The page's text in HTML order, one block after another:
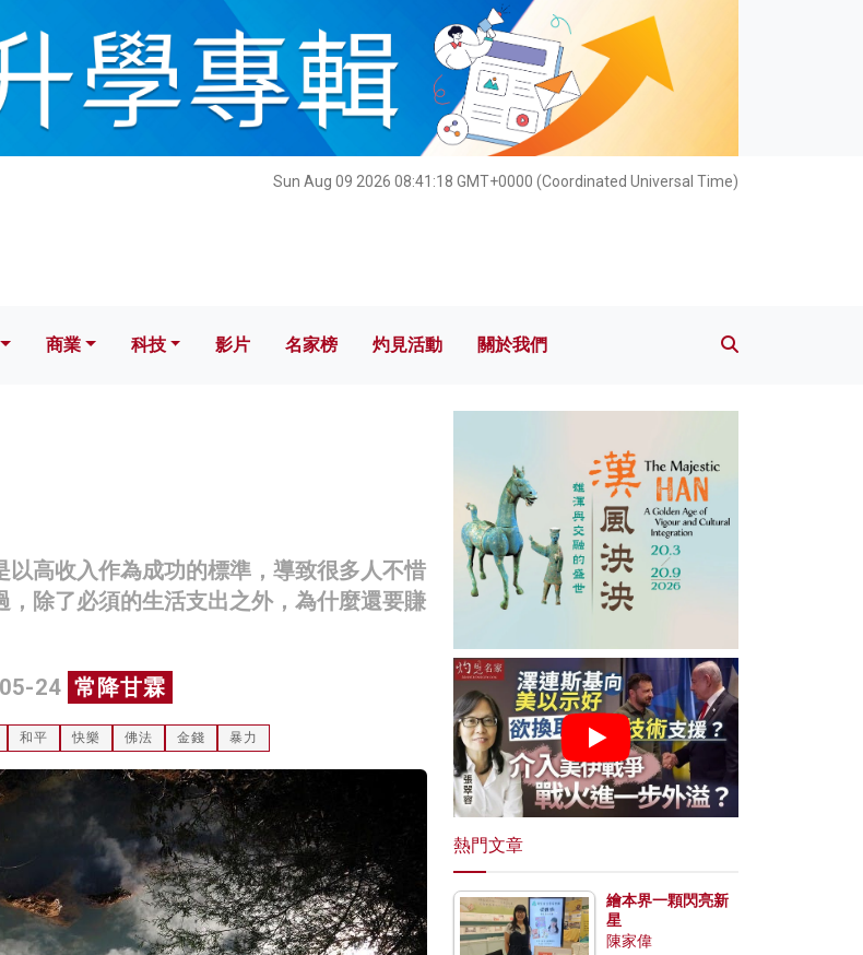
Sun Aug 09 2026 08:41:19 GMT+0000 (Coordinated Universal Time)
科技 影片 名家榜 灼見活動 關於我們
商業 科技 影片 名家榜 灼見活動 關於我們
高收入作為成功的標準，導致很多人不惜
除了必須的生活支出之外，為什麼還要賺
24 常降甘霖
和平 快樂 佛法 金錢 暴力
熱門文章
繪本界一顆閃亮新
星
陳家偉